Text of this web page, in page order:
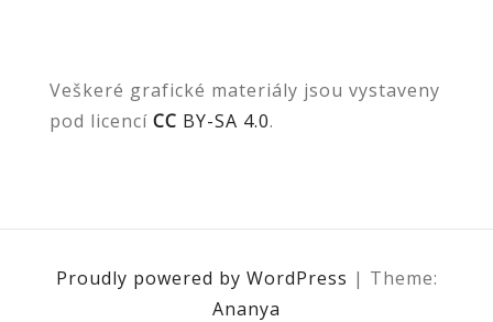
Veškeré grafické materiály jsou vystaveny
pod licencí CC BY-SA 4.0.
Proudly powered by WordPress | Theme:
Ananya